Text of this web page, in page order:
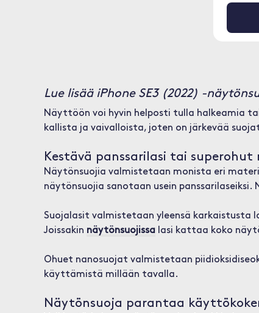
Lue lisää iPhone SE3 (2022) -
Näyttöön voi hyvin helposti tulla halkeamia
kallista ja vaivalloista, joten on järkevää
Kestävä panssarilasi tai superohut
Näytönsuojia valmistetaan monista eri
näytönsuojia sanotaan usein
Suojalasit valmistetaan yleensä karkaistusta
Joissakin näytönsuojissa lasi kattaa koko
Ohuet nanosuojat valmistetaan
käyttämistä millään tavalla.
Näytönsuoja parantaa